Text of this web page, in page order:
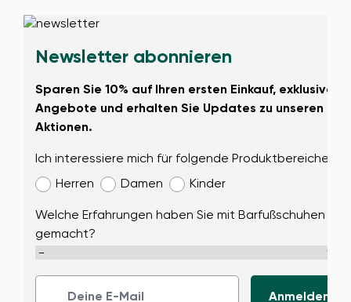
Newsletter abonnieren
Sparen Sie 10% auf Ihren ersten Einkauf, exklusive
Angebote und erhalten Sie Updates zu unseren
Aktionen.
Ich interessiere mich für folgende Produktbereiche:
Herren
Damen Kinder
Welche Erfahrungen haben Sie mit Barfußschuhen
gemacht?